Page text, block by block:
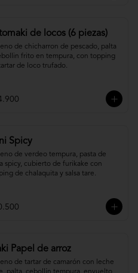
de locos (6 piezas)
de chicharron de pescado, palta
frito en tempura, con topping
de loco trufado.
Spicy
de verdeo tempura, pasta de
spicy, cubierto de furikake con
de chalaquita y salsa tare.
Papel de arroz
de tartar de camarón con leche